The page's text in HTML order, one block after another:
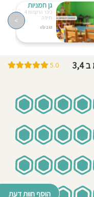
הוסף חוות דעת
גן חמניות
כיכר הרקפות 4
חיפה
2.63 ק"מ
>
5.0